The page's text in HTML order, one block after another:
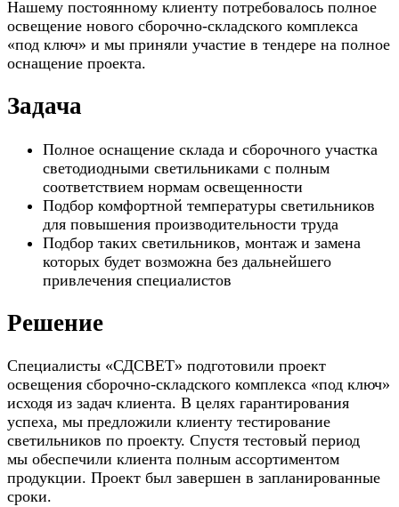
Нашему постоянному клиенту потребовалось полное
освещение нового сборочно-складского комплекса
«под ключ» и мы приняли участие в тендере на полное
оснащение проекта.
Задача
Полное оснащение склада и сборочного участка
светодиодными светильниками с полным
соответствием нормам освещенности
Подбор комфортной температуры светильников
для повышения производительности труда
Подбор таких светильников, монтаж и замена
которых будет возможна без дальнейшего
привлечения специалистов
Решение
Специалисты «СДСВЕТ» подготовили проект
освещения сборочно-складского комплекса «под ключ»
исходя из задач клиента. В целях гарантирования
успеха, мы предложили клиенту тестирование
светильников по проекту. Спустя тестовый период
мы обеспечили клиента полным ассортиментом
продукции. Проект был завершен в запланированные
сроки.